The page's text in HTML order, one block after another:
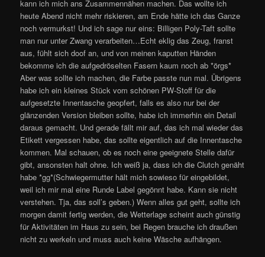
kann ich mich ans Zusammennähen machen. Das wollte ich
heute Abend nicht mehr riskieren, am Ende hätte ich das Ganze
noch vermurkst! Und ich sage nur eins: Billigen Poly-Taft sollte
man nur unter Zwang verarbeiten…Echt eklig das Zeug, franst
aus, fühlt sich doof an, und von meinen kaputten Händen
bekomme ich die aufgedröselten Fasern kaum noch ab *örgs*
Aber was sollte ich machen, die Farbe passte nun mal. Übrigens
habe ich ein kleines Stück vom schönen PW-Stoff für die
aufgesetzte Innentasche geopfert, falls es also nur bei der
glänzenden Version bleiben sollte, habe ich immerhin ein Detail
daraus gemacht. Und gerade fällt mir auf, das ich mal wieder das
Etikett vergessen habe, das sollte eigentlich auf die Innentasche
kommen. Mal schauen, ob es noch eine geeignete Stelle dafür
gibt, ansonsten halt ohne. Ich weiß ja, dass ich die Clutch genäht
habe *gg*(Schwiegermutter hält mich sowieso für eingebildet,
weil ich mir mal eine Runde Label gegönnt habe. Kann sie nicht
verstehen. Tja, das soll’s geben.) Wenn alles gut geht, sollte ich
morgen damit fertig werden, die Wetterlage scheint auch günstig
für Aktivitäten im Haus zu sein, bei Regen brauche ich draußen
nicht zu werkeln und muss auch keine Wäsche aufhängen.